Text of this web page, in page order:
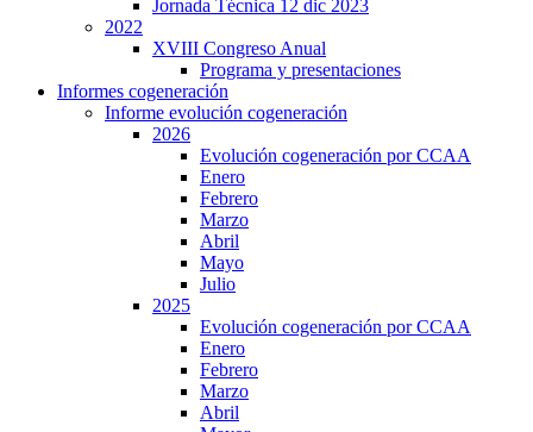
Jornada Técnica 12 dic 2023
2022
XVIII Congreso Anual
Programa y presentaciones
Informes cogeneración
Informe evolución cogeneración
2026
Evolución cogeneración por CCAA
Enero
Febrero
Marzo
Abril
Mayo
Julio
2025
Evolución cogeneración por CCAA
Enero
Febrero
Marzo
Abril